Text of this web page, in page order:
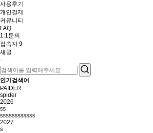
사용후기
개인결제
커뮤니티
FAQ
1:1문의
접속자 9
새글
인기검색어
PAIDER
spider
2026
ss
ssssssssssss
2027
s